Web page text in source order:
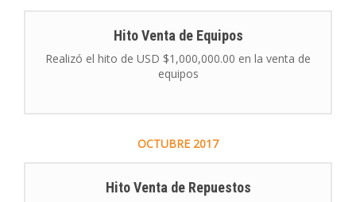
Hito Venta de Equipos
Realizó el hito de USD $1,000,000.00 en la venta de
equipos
OCTUBRE 2017
Hito Venta de Repuestos